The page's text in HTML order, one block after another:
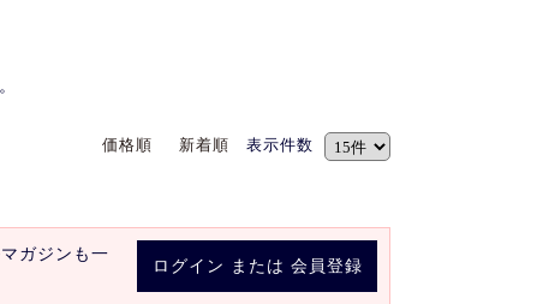
価格順 新着順 表示件数
ログイン または 会員登録
ガジンも一